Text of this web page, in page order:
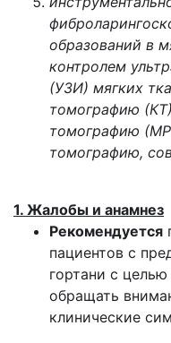
образований в
контролем
(УЗИ) мягких
томографию
томографию
томографию,
1. Жалобы и анамнез
Рекомендуется
пациентов с
гортани с
обращать
клинические